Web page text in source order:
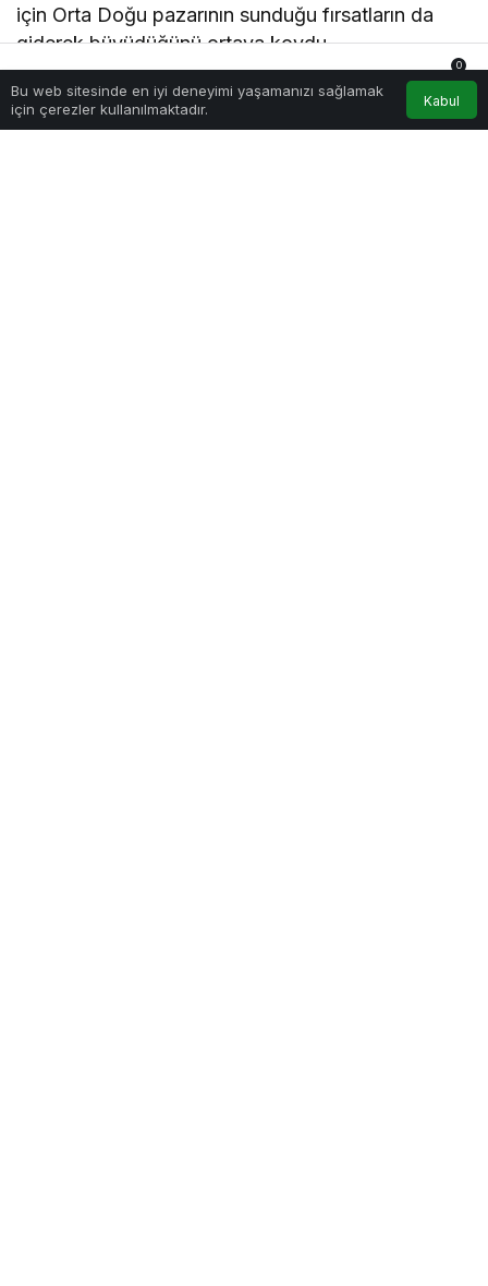
için Orta Doğu pazarının sunduğu fırsatların da
giderek büyüdüğünü ortaya koydu.
Bugün birçok Türk girişimi yalnızca yerel pazarı
hedeflemiyor. Yapay zekâ, SaaS, e-ticaret
Bu web sitesinde en iyi deneyimi yaşamanızı sağlamak
için çerezler kullanılmaktadır.
Kabul
Anasayfa Akış Hesabım Bildirimler
0